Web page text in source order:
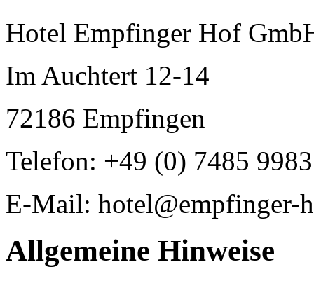
Hotel Empfinger Hof
Im Auchtert 12-14
72186 Empfingen
Telefon: +49 (0) 7485
E-Mail: hotel@empfinger-
Allgemeine Hinweise